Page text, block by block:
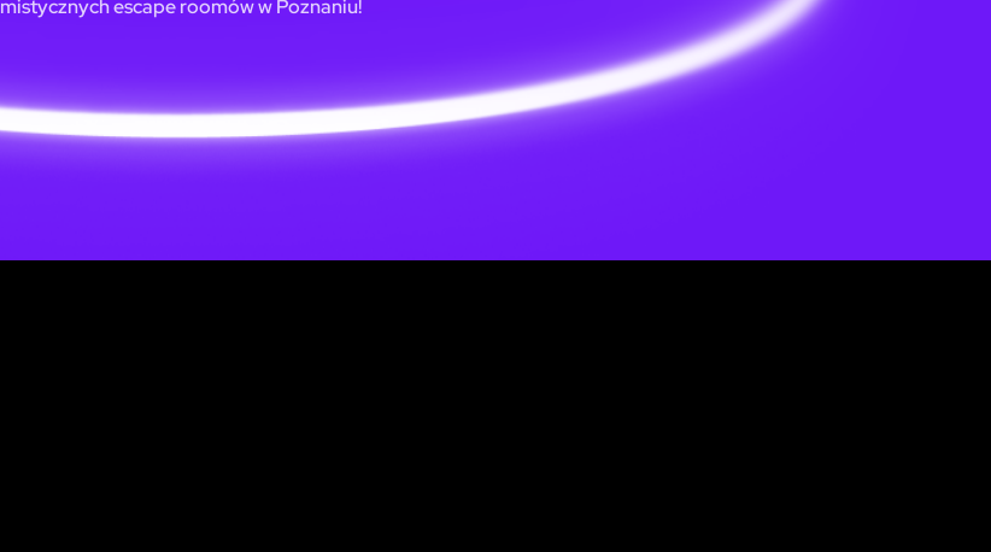
mistycznych escape roomów w Poznaniu!